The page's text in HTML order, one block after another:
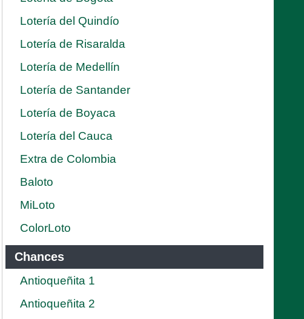
Lotería del Quindío
Lotería de Risaralda
Lotería de Medellín
Lotería de Santander
Lotería de Boyaca
Lotería del Cauca
Extra de Colombia
Baloto
MiLoto
ColorLoto
Chances
Antioqueñita 1
Antioqueñita 2